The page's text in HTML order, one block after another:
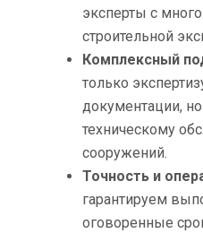
эксперты с
строительной
Комплексный
только
документации,
техническому
сооружений.
Точность и
гарантируем
оговоренные